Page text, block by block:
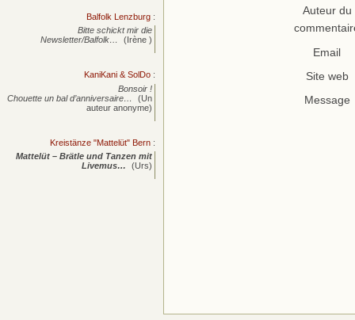
Auteur du
Email
Site web
Message
Balfolk Lenzburg :
Bitte schickt mir die
Newsletter/Balfolk…
(Irène )
KaniKani & SolDo :
Bonsoir !
Chouette un bal d’anniversaire…
(Un
auteur anonyme)
Kreistänze "Mattelüt" Bern :
Mattelüt – Brätle und Tanzen mit
Livemus…
(Urs)